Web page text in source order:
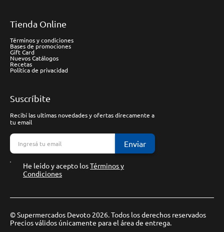
Tienda Online
Términos y condiciones
Bases de promociones
Gift Card
Nuevos Catálogos
Recetas
Política de privacidad
Suscríbite
Recibí las ultimas novedades y ofertas direcamente a
tu email
Enviar
He leído y acepto losTérminos y
Condiciones
© Supermercados Devoto 2026. Todos los derechos reservados
Precios válidos únicamente para el área de entrega.